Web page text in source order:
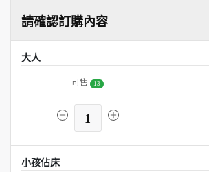
請確認訂購內容
大人
可售 13
1
小孩佔床